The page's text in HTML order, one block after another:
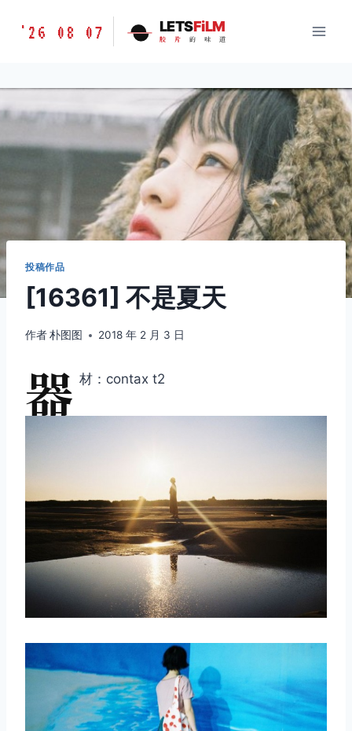
胶
味
道
'26 08 07 LETSFiLM
胶 片 的 味 道
投稿作品
[16361] 不是夏天
作者朴图图 2018 年 2 月 3 日
器 材：contax t2